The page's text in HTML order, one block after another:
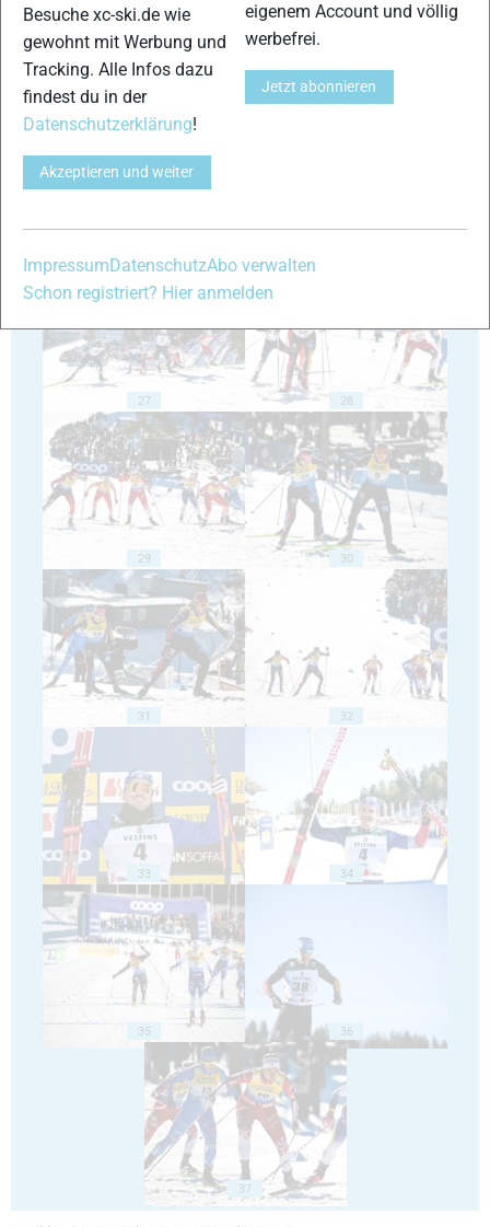
24
27 28
29 30
31 32
33 34
35 36
37
Besuche xc-ski.de wie
gewohnt mit Werbung und
Tracking. Alle Infos dazu
findest du in der
Datenschutzerklärung!
Akzeptieren und weiter
eigenem Account und völlig
werbefrei.
Jetzt abonnieren
ImpressumDatenschutzAbo verwalten
Schon registriert? Hier anmelden